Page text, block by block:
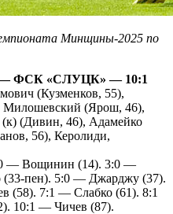
Минщины-2025 по
— ФСК «СЛУЦК» — 10:1
(Кузменков, 55),
Милошевский (Ярош, 46),
(Дивин, 46), Адамейко
56), Керолиди,
— Вощинин (14). 3:0 —
пен). 5:0 — Джарджу (37).
(58). 7:1 — Слабко (61). 8:1
10:1 — Чичев (87).